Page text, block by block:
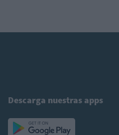
Descarga nuestras apps